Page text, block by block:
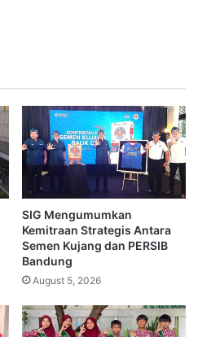
SIG Mengumumkan
Kemitraan Strategis Antara
Semen Kujang dan PERSIB
Bandung
August 5, 2026